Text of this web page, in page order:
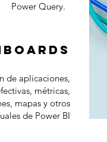
Power Query.
de aplicaciones,
métricas,
mapas y otros
de Power BI